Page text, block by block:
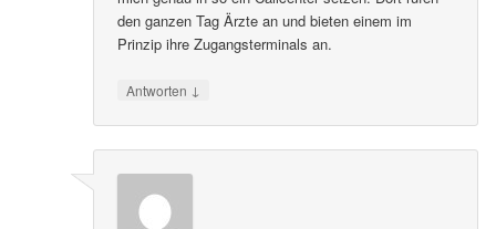
den ganzen Tag Ärzte an und bieten einem im
Prinzip ihre Zugangsterminals an.
Antworten ↓